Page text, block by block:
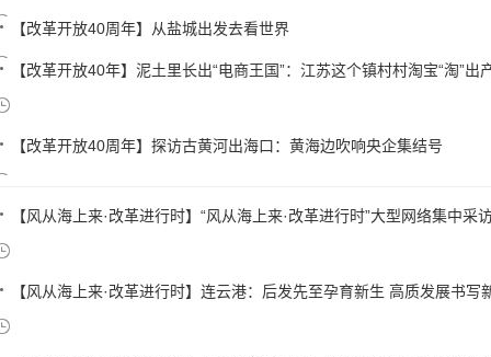
【改革开放40周年】从盐城出发去看世界
【改革开放40年】泥土里长出“电商王国”：江苏这个镇村村淘宝“淘”出
【改革开放40周年】探访古黄河出海口：黄海边吹响央企集结号
【风从海上来·改革进行时】“风从海上来·改革进行时”大型网络集中采
【风从海上来·改革进行时】连云港：后发先至孕育新生 高质发展书写